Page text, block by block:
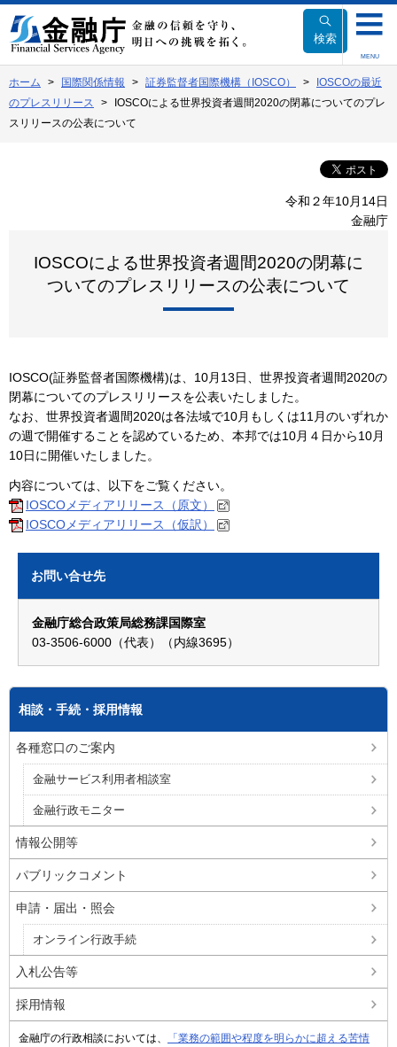
文
へ
動
検索
MENU
ホーム 国際関係情報 証券監督者国際機構（IOSCO）
IOSCOの最近
のプレスリリース
IOSCOによる世界投資者週間2020の閉幕についてのプレ
スリリースの公表について
令和２年10月14日
金融庁
IOSCOによる世界投資者週間2020の閉幕に
ついてのプレスリリースの公表について
IOSCO(証券監督者国際機構)は、10月13日、世界投資者週間2020の
閉幕についてのプレスリリースを公表いたしました。
なお、世界投資者週間2020は各法域で10月もしくは11月のいずれか
の週で開催することを認めているため、本邦では10月４日から10月
10日に開催いたしました。
内容については、以下をご覧ください。
IOSCOメディアリリース（原文）
IOSCOメディアリリース（仮訳）
お問い合せ先
金融庁総合政策局総務課国際室
03-3506-6000（代表）（内線3695）
相談・手続・採用情報
各種窓口のご案内
金融サービス利用者相談室
金融行政モニター
情報公開等
パブリックコメント
申請・届出・照会
オンライン行政手続
入札公告等
採用情報
金融庁の行政相談においては、
「業務の範囲や程度を明らかに超える苦情